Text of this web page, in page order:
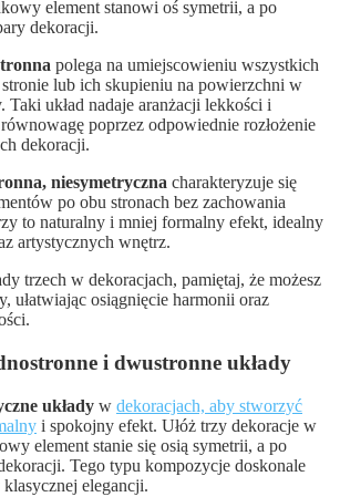
element stanowi oś symetrii, a po
dekoracji.
polega na umiejscowieniu wszystkich
lub ich skupieniu na powierzchni w
Taki układ nadaje aranżacji lekkości i
poprzez odpowiednie rozłożenie
dekoracji.
niesymetryczna charakteryzuje się
po obu stronach bez zachowania
to naturalny i mniej formalny efekt, idealny
artystycznych wnętrz.
trzech w dekoracjach, pamiętaj, że możesz
ułatwiając osiągnięcie harmonii oraz
i dwustronne układy
układy w dekoracjach, aby stworzyć
i spokojny efekt. Ułóż trzy dekoracje w
element stanie się osią symetrii, a po
Tego typu kompozycje doskonale
elegancji.